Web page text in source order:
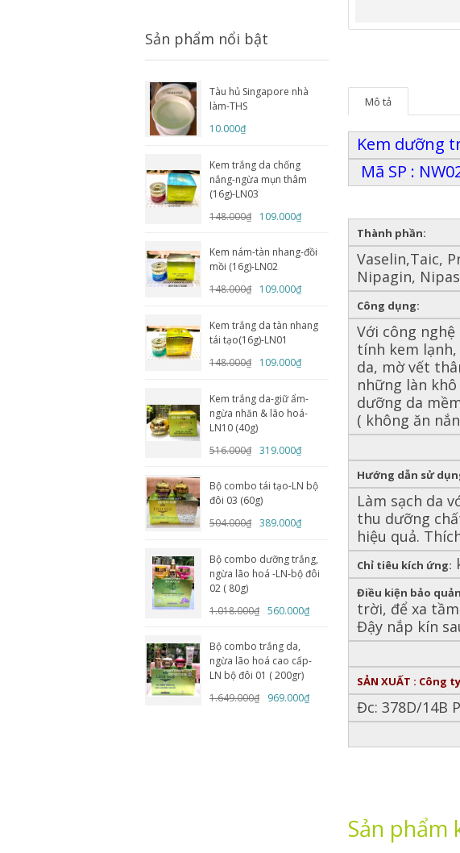
Mô tả
Kem dưỡng
Mã SP :
Thành phần:
Vaselin,Taic,
Nipagin,
Công dụng:
Với công
tính kem
da, mờ vết
những làn
dưỡng da
( không ăn
Hướng dẫn sử
Làm sạch da
thu dưỡng
hiệu quả.
Chỉ tiêu kích ứng:
Điều kiện bảo
trời, để xa
Đậy nắp kín
SẢN XUẤT : Công
Đc: 378D/14B
Sản phẩm
Sản phẩm nổi bật
Tàu hủ Singapore nhà
làm-THS
10.000₫
Kem trắng da chống
nắng-ngừa mụn thâm
(16g)-LN03
148.000₫
109.000₫
Kem nám-tàn nhang-đồi
mồi (16g)-LN02
148.000₫
109.000₫
Kem trắng da tàn nhang
tái tạo(16g)-LN01
148.000₫
109.000₫
Kem trắng da-giữ ẩm-
ngừa nhăn & lão hoá-
LN10 (40g)
516.000₫ 319.000₫
Bộ combo tái tạo-LN bộ
đôi 03 (60g)
504.000₫ 389.000₫
Bộ combo dưỡng trắng,
ngừa lão hoá -LN-bộ đôi
02 ( 80g)
1.018.000₫ 560.000₫
Bộ combo trắng da,
ngừa lão hoá cao cấp-
LN bộ đôi 01 ( 200gr)
1.649.000₫
969.000₫